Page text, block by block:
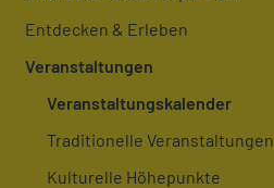
Entdecken & Erleben
Veranstaltungen
Veranstaltungskalender
Traditionelle Veranstaltungen
Kulturelle Höhepunkte